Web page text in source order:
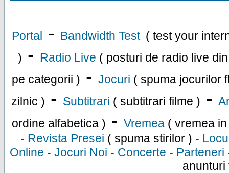
Portal - Bandwidth Test ( test your
) - Radio Live ( posturi de radio live
pe categorii ) - Jocuri ( spuma jocurilor
zilnic ) - Subtitrari ( subtitrari filme ) -
ordine alfabetica ) - Vremea ( vremea
- Revista Presei ( spuma stirilor ) -
Online - Jocuri Noi - Concerte - Parteneri
anunturi